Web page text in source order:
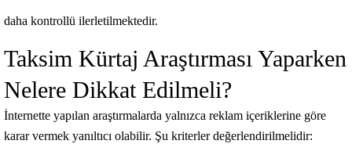
daha kontrollü ilerletilmektedir.
Taksim Kürtaj Araştırması Yaparken
Nelere Dikkat Edilmeli?
İnternette yapılan araştırmalarda yalnızca reklam içeriklerine göre
karar vermek yanıltıcı olabilir. Şu kriterler değerlendirilmelidir: